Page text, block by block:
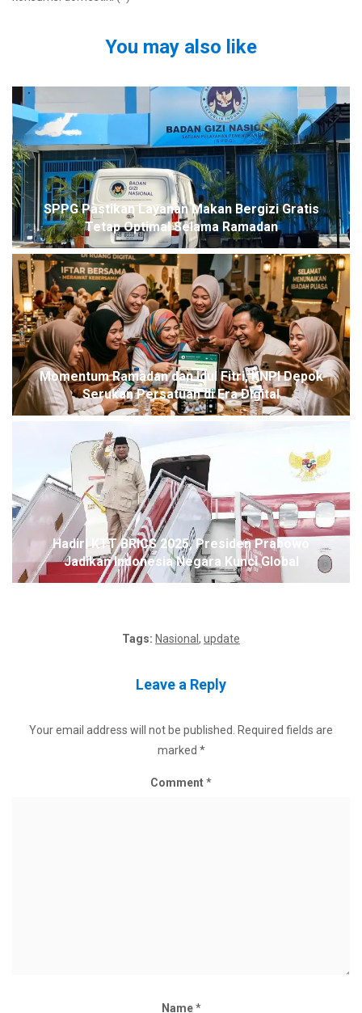
You may also like
SPPG Pastikan Layanan Makan Bergizi Gratis
Tetap Optimal Selama Ramadan
Momentum Ramadan dan Idul Fitri, KNPI Depok
Serukan Persatuan di Era Digital
Hadiri KTT BRICS 2025, Presiden Prabowo
Jadikan Indonesia Negara Kunci Global
Tags: Nasional , update
Leave a Reply
Your email address will not be published.
Required fields are
marked *
Comment*
Name*